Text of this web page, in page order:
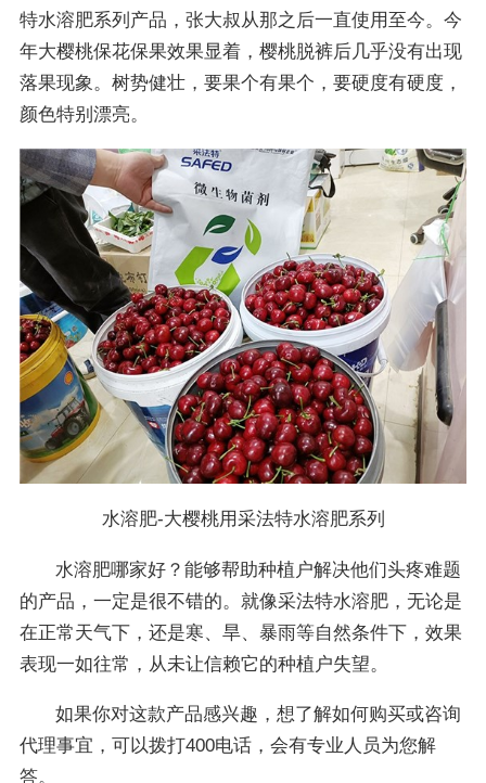
特水溶肥系列产品，张大叔从那之后一直使用至今。今
年大樱桃保花保果效果显着，樱桃脱裤后几乎没有出现
落果现象。树势健壮，要果个有果个，要硬度有硬度，
颜色特别漂亮。
水溶肥-大樱桃用采法特水溶肥系列
水溶肥哪家好？能够帮助种植户解决他们头疼难题
的产品，一定是很不错的。就像采法特水溶肥，无论是
在正常天气下，还是寒、旱、暴雨等自然条件下，效果
表现一如往常，从未让信赖它的种植户失望。
如果你对这款产品感兴趣，想了解如何购买或咨询
代理事宜，可以拨打400电话，会有专业人员为您解
答。